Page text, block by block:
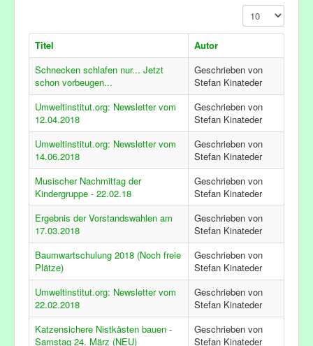
Anzeige #
Titel
Autor
Schnecken schlafen nur... Jetzt
schon vorbeugen...
Geschrieben von
Stefan Kinateder
Umweltinstitut.org: Newsletter vom
12.04.2018
Geschrieben von
Stefan Kinateder
Umweltinstitut.org: Newsletter vom
14.06.2018
Geschrieben von
Stefan Kinateder
Musischer Nachmittag der
Kindergruppe - 22.02.18
Geschrieben von
Stefan Kinateder
Ergebnis der Vorstandswahlen am
17.03.2018
Geschrieben von
Stefan Kinateder
Baumwartschulung 2018 (Noch freie
Plätze)
Geschrieben von
Stefan Kinateder
Umweltinstitut.org: Newsletter vom
22.02.2018
Geschrieben von
Stefan Kinateder
Katzensichere Nistkästen bauen -
Samstag 24. März (NEU)
Geschrieben von
Stefan Kinateder